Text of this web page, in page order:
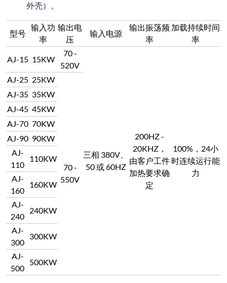
外壳）。
型号
输入功
率
输出电
压
输入电源
输出振荡频
率
加载持续时间
率
AJ-15 15KW
70 -
520V
三相 380V、
50 或 60HZ
200HZ -
20KHZ，
由客户工件
加热要求确
定
100%，24小
时连续运行能
力
AJ-25 25KW
70 -
550V
AJ-35 35KW
AJ-45 45KW
AJ-70 70KW
AJ-90 90KW
AJ-
110
110KW
AJ-
160
160KW
AJ-
240
240KW
AJ-
300
300KW
AJ-
500
500KW